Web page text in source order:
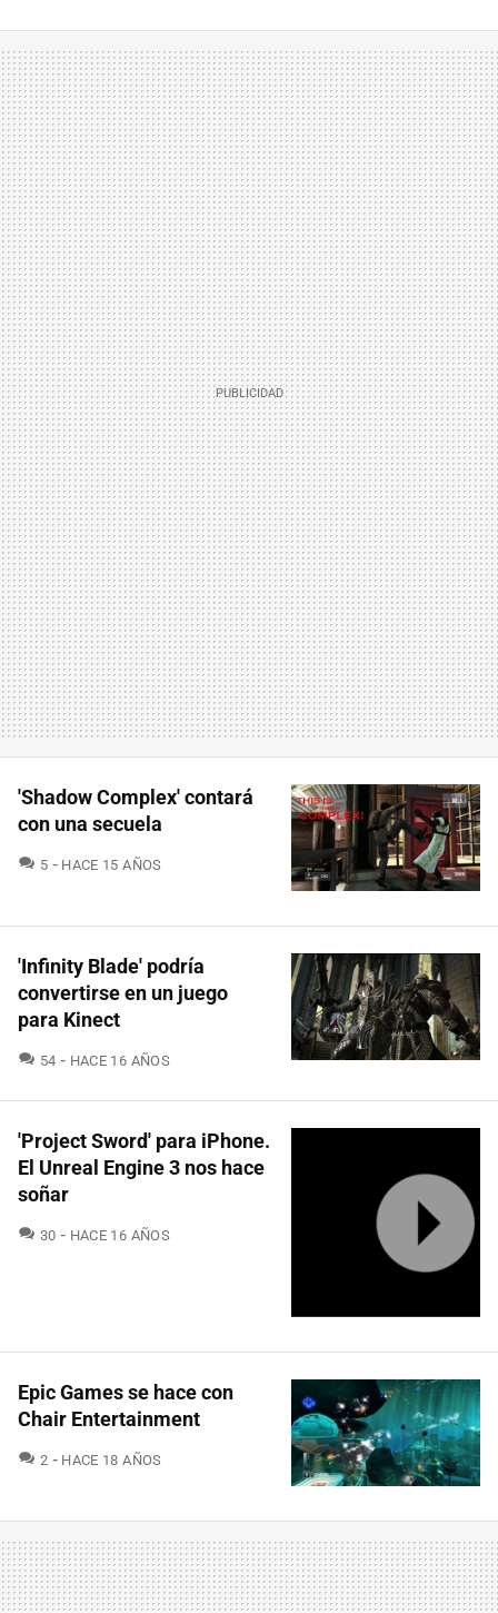
'Shadow Complex' contará
con una secuela
5 COMENTARIOS
HACE 15 AÑOS
'Infinity Blade' podría
convertirse en un juego
para Kinect
54 COMENTARIOS
HACE 16 AÑOS
'Project Sword' para iPhone.
El Unreal Engine 3 nos hace
soñar
30 COMENTARIOS
HACE 16 AÑOS
Epic Games se hace con
Chair Entertainment
2 COMENTARIOS
HACE 18 AÑOS